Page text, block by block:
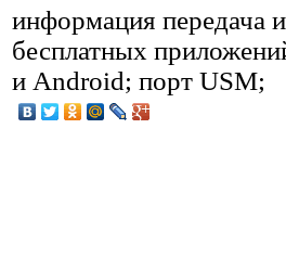
информация передача
бесплатных
и Android; порт USM;